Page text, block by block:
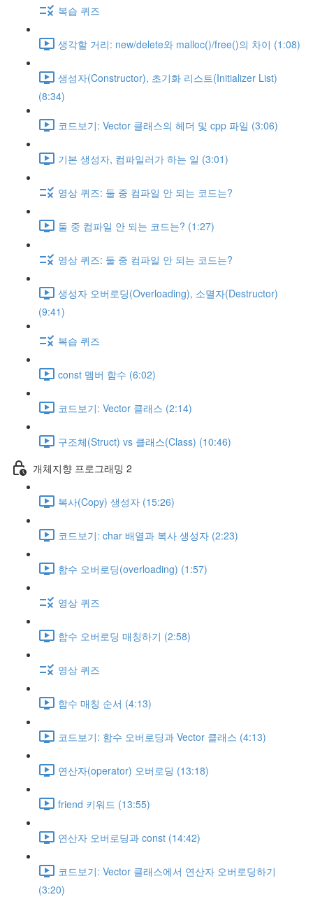
복습 퀴즈
생각할 거리: new/delete와 malloc()/free()의 차이 (1:08)
생성자(Constructor), 초기화 리스트(Initializer List)
(8:34)
코드보기: Vector 클래스의 헤더 및 cpp 파일 (3:06)
기본 생성자, 컴파일러가 하는 일 (3:01)
영상 퀴즈: 둘 중 컴파일 안 되는 코드는?
둘 중 컴파일 안 되는 코드는? (1:27)
영상 퀴즈: 둘 중 컴파일 안 되는 코드는?
생성자 오버로딩(Overloading), 소멸자(Destructor)
(9:41)
복습 퀴즈
const 멤버 함수 (6:02)
코드보기: Vector 클래스 (2:14)
구조체(Struct) vs 클래스(Class) (10:46)
개체지향 프로그래밍 2
복사(Copy) 생성자 (15:26)
코드보기: char 배열과 복사 생성자 (2:23)
함수 오버로딩(overloading) (1:57)
영상 퀴즈
함수 오버로딩 매칭하기 (2:58)
영상 퀴즈
함수 매칭 순서 (4:13)
코드보기: 함수 오버로딩과 Vector 클래스 (4:13)
연산자(operator) 오버로딩 (13:18)
friend 키워드 (13:55)
연산자 오버로딩과 const (14:42)
코드보기: Vector 클래스에서 연산자 오버로딩하기
(3:20)